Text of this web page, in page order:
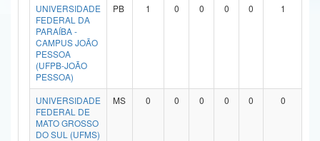
Banco Central do Brasil
UNIVERSIDADE
FEDERAL DA
PARAÍBA -
CAMPUS JOÃO
PESSOA
(UFPB-JOÃO
PESSOA)
PB 1 0 0 0 0 1
UNIVERSIDADE
FEDERAL DE
MATO GROSSO
DO SUL (UFMS)
MS 0 0 0 0 0 0